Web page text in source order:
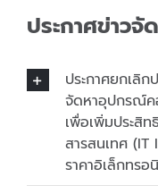
ประกาศข่าว
ประกาศยกเลิก
จัดหาอุปกรณ์ค
เพื่อเพิ่มประสิท
สารสนเทศ
ราคาอิเล็กทร